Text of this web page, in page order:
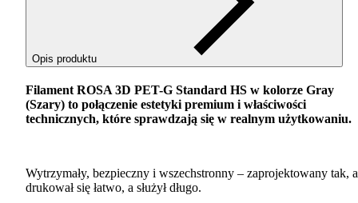
Opis produktu
Filament ROSA 3D PET-G Standard HS w kolorze Gray
(Szary) to połączenie estetyki premium i właściwości
technicznych, które sprawdzają się w realnym użytkowaniu.
Wytrzymały, bezpieczny i wszechstronny – zaprojektowany tak,
drukował się łatwo, a służył długo.